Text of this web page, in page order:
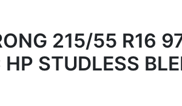
215/55 R16
STUDLESS